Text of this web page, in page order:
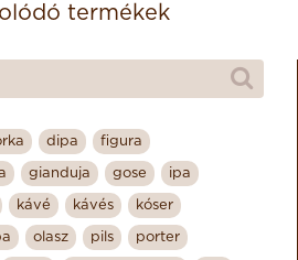
termékek
dipa figura
gianduja gose ipa
kávé kávés kóser
olasz pils porter